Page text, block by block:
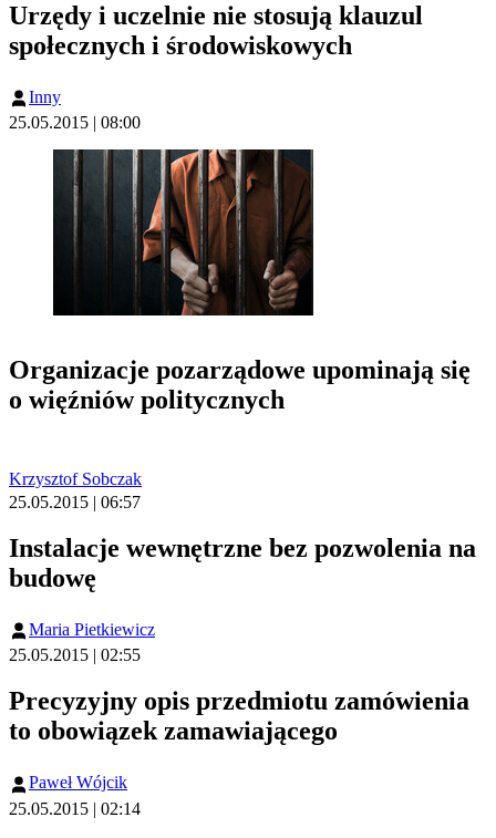
Urzędy i uczelnie nie stosują klauzul
społecznych i środowiskowych
Inny
25.05.2015 | 08:00
Organizacje pozarządowe upominają się
o więźniów politycznych
Krzysztof Sobczak
25.05.2015 | 06:57
Instalacje wewnętrzne bez pozwolenia na
budowę
Maria Pietkiewicz
25.05.2015 | 02:55
Precyzyjny opis przedmiotu zamówienia
to obowiązek zamawiającego
Paweł Wójcik
25.05.2015 | 02:14